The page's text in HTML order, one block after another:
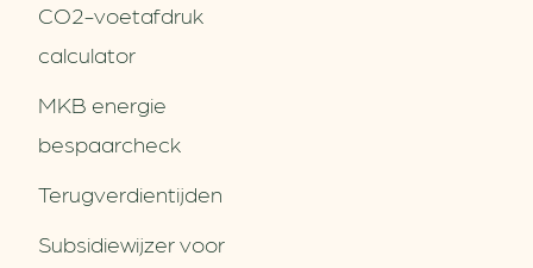
CO2-voetafdruk
calculator
MKB energie
bespaarcheck
Terugverdien­tijden
Subsidiewijzer voor